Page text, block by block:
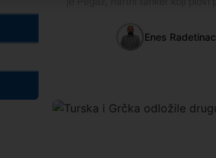
Enes Radetinac